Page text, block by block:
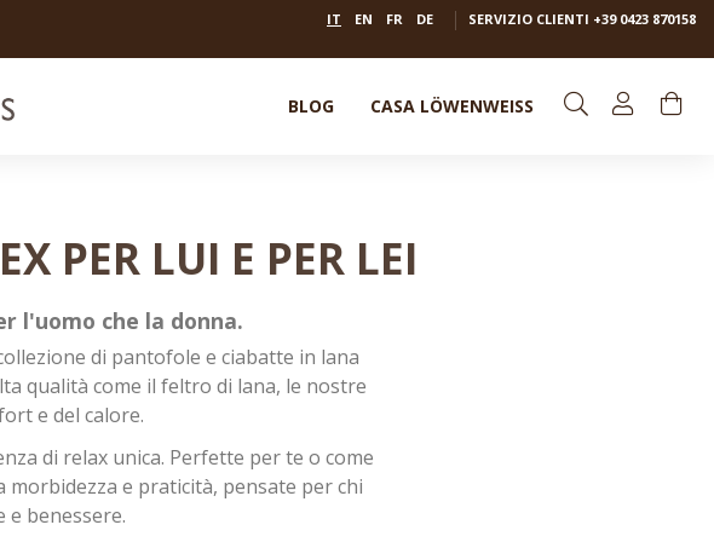
IT EN FR DE SERVIZIO CLIENTI +39 0423 870158
BLOG CASA LÖWENWEISS
PER LUI E PER LEI
l'uomo che la donna.
di pantofole e ciabatte in lana
qualità come il feltro di lana, le nostre
e del calore.
di relax unica. Perfette per te o come
e praticità, pensate per chi
benessere.